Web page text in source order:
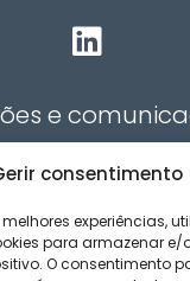
consentimento
experiências,
para armazenar e/
O consentimento

e